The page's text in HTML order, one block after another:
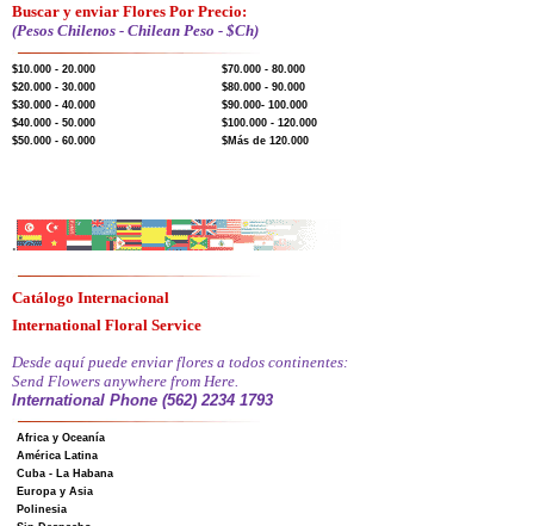
Buscar y enviar Flores Por Precio:
(Pesos Chilenos - Chilean Peso - $Ch)
$10.000 - 20.000
$70.000 - 80.000
$20.000 - 30.000
$80.000 - 90.000
$30.000 - 40.000
$90.000- 100.000
$40.000 - 50.000
$100.000 - 120.000
$50.000 - 60.000
$Más de 120.000
.
Catálogo Internacional
International Floral Service
Desde aquí puede enviar flores a todos continentes:
Send Flowers anywhere from Here.
International Phone (562) 2234 1793
Africa y Oceanía
América Latina
Cuba - La Habana
Europa y Asia
Polinesia